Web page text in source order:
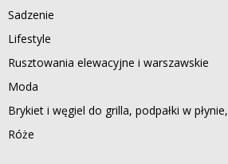
Sadzenie
Lifestyle
Rusztowania elewacyjne i warszawskie
Moda
Brykiet i węgiel do grilla, podpałki w
Róże